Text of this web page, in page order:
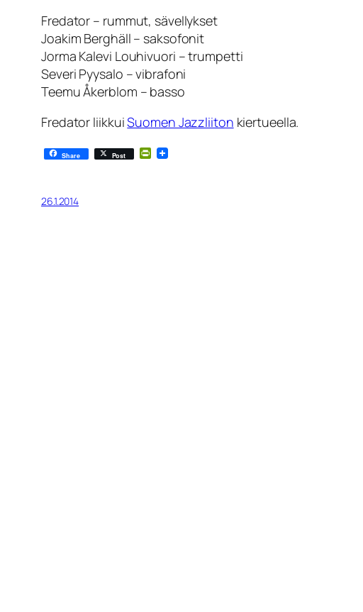
Fredator – rummut, sävellykset
Joakim Berghäll – saksofonit
Jorma Kalevi Louhivuori – trumpetti
Severi Pyysalo – vibrafoni
Teemu Åkerblom – basso
Fredator liikkuiSuomen Jazzliiton kiertueella.
Share Post PrintFriendly
26.1.2014